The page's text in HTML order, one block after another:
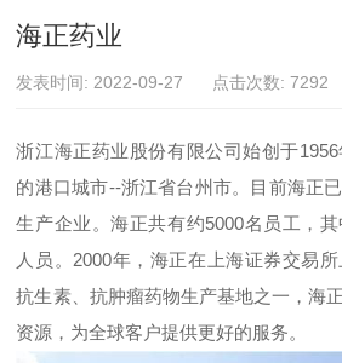
海正药业
发表时间: 2022-09-27 点击次数: 7292
浙江海正药业股份有限公司始创于
的港口城市--浙江省台州市。目前海正
生产企业。海正共有约5000名员工，
人员。2000年，海正在上海证券交易
抗生素、抗肿瘤药物生产基地之一，海
资源，为全球客户提供更好的服务。